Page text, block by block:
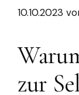
10.10.2023
zur